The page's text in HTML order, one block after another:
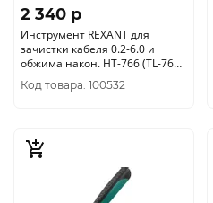
2 340 p
Инструмент REXANT для
зачистки кабеля 0.2-6.0 и
обжима након. HT-766 (TL-766)
12-4005
Код товара: 100532